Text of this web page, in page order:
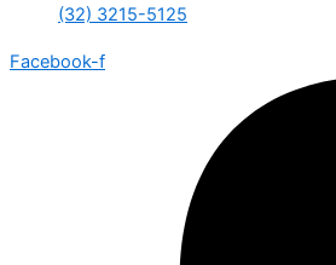
(32) 3215-5125
Facebook-f